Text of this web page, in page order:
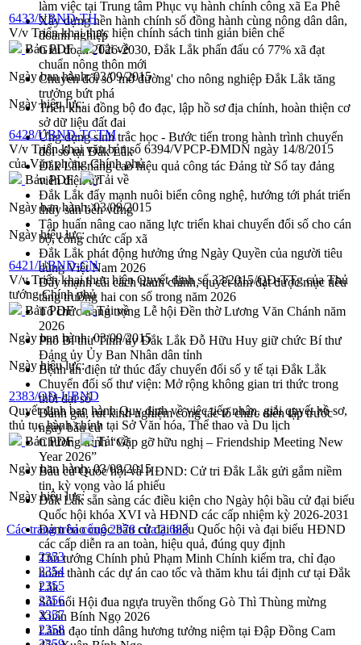
làm việc tại Trung tâm Phục vụ hành chính công xã Ea Phê
Xây dựng nền hành chính số đồng hành cùng nông dân dân,
doanh nghiệp
Giai đoạn 2026-2030, Đắk Lắk phấn đấu có 77% xã đạt
chuẩn nông thôn mới
Chuyển đổi số 'mở đường' cho nông nghiệp Đắk Lắk tăng
trưởng bứt phá
Triển khai đồng bộ đo đạc, lập hồ sơ địa chính, hoàn thiện cơ
sở dữ liệu đất đai
Ứng dụng sinh trắc học - Bước tiến trong hành trình chuyển
đổi số tại Đắk Lắk
Đắk Lắk nâng cao hiệu quả công tác Đảng từ Sổ tay đảng
viên điện tử
Đắk Lắk đẩy mạnh nuôi biển công nghệ, hướng tới phát triển
thủy sản bền vững
Tập huấn nâng cao năng lực triển khai chuyển đổi số cho cán
bộ, công chức cấp xã
Đắk Lắk phát động hưởng ứng Ngày Quyền của người tiêu
dùng Việt Nam 2026
Đẩy mạnh cải cách hành chính, quyết tâm đạt được mục tiêu
tăng trưởng hai con số trong năm 2026
Tổ chức trang trọng Lễ hội Đền thờ Lương Văn Chánh năm
2026
Phó Bí thư Tỉnh ủy Đắk Lắk Đỗ Hữu Huy giữ chức Bí thư
Đảng ủy Ủy Ban Nhân dân tỉnh
Bệnh án điện tử thúc đẩy chuyển đổi số y tế tại Đắk Lắk
Chuyển đổi số thư viện: Mở rộng không gian tri thức trong
thời đại số
Đánh giá, rút kinh nghiệm công tác tổ chức diễn tập trước
ngày bầu cử
Chương trình “Gặp gỡ hữu nghị – Friendship Meeting New
Year 2026”
Bầu cử Quốc hội và HĐND: Cử tri Đắk Lắk gửi gắm niềm
tin, kỳ vọng vào lá phiếu
Đắk Lắk sẵn sàng các điều kiện cho Ngày hội bầu cử đại biểu
Quốc hội khóa XVI và HĐND các cấp nhiệm kỳ 2026-2031
Đảm bảo cuộc bầu cử đại biểu Quốc hội và đại biểu HĐND
các cấp diễn ra an toàn, hiệu quả, đúng quy định
Thủ tướng Chính phủ Phạm Minh Chính kiểm tra, chỉ đạo
hoàn thành các dự án cao tốc và thăm khu tái định cư tại Đắk
Lắk
Sôi nổi Hội đua ngựa truyền thống Gò Thì Thùng mừng
Xuân Bính Ngọ 2026
Lãnh đạo tỉnh dâng hương tưởng niệm tại Đập Đồng Cam
6433/UBND-TH
V/v Triển khai thực hiện chính sách tinh giản biên chế
Bản PDF
Tải về
Ngày ban hành:03/09/2015
Ngày hiệu lực:
6428/UBND-TCTM
V/v Triển khai văn bản số 6394/VPCP-ĐMDN ngày 14/8/2015
của Văn phòng Chính phủ
Bản PDF
Tải về
Ngày ban hành:03/09/2015
Ngày hiệu lực:
6421/UBND-CN
V/v Triển khai thực hiện Quyết định số 33/2015/QĐ-TTg của Thủ
tướng Chính phủ
Bản PDF
Tải về
Ngày ban hành:03/09/2015
Ngày hiệu lực:
2383/QĐ-UBND
Quyết định ban hành Quy định về việc tiếp nhận, giải quyết hồ sơ,
thủ tục hành chính tại Sở Văn hóa, Thể thao và Du lịch
Bản PDF
Tải về
Ngày ban hành:03/09/2015
Ngày hiệu lực:
Các trang trên cổng 2378 của 2.683
2353
2354
2355
2356
2357
2358